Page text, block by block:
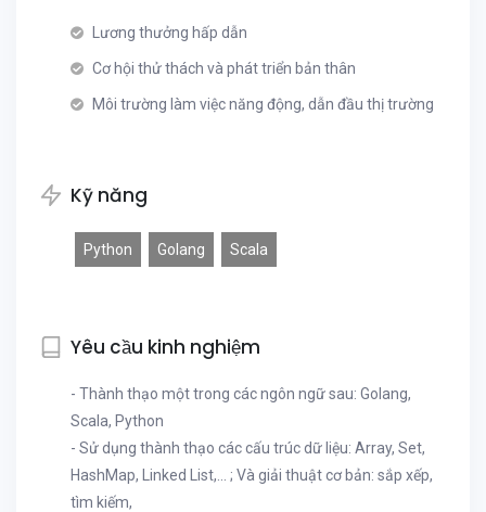
Lương thưởng hấp dẫn
Cơ hội thử thách và phát triển bản thân
Môi trường làm việc năng động, dẫn đầu thị trường
Kỹ năng
Python Golang Scala
Yêu cầu kinh nghiệm
- Thành thạo một trong các ngôn ngữ sau: Golang,
Scala, Python
- Sử dụng thành thạo các cấu trúc dữ liệu: Array, Set,
HashMap, Linked List,... ; Và giải thuật cơ bản: sắp xếp,
tìm kiếm,